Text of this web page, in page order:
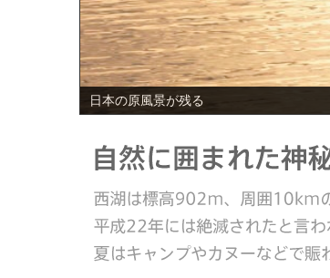
日本の原風景が残る